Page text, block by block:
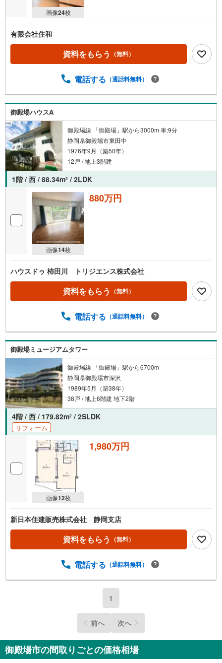
画像24枚
有限会社住和
資料をもらう （無料）
電話する （通話料無料）
御殿場ハウスA
御殿場線 「御殿場」駅から3000m 車:9分
静岡県御殿場市東田中
1976年9月（築50年）
12戸 / 地上3階建
1階 / 西 / 88.34m2 / 2LDK
画像14枚
880万円
ハウスドゥ 柿田川 トリジエンス株式会社
資料をもらう （無料）
電話する （通話料無料）
御殿場ミュージアムタワー
御殿場線 「御殿場」駅から6700m
静岡県御殿場市深沢
1989年5月（築38年）
38戸 / 地上6階建 地下2階
4階 / 西 / 179.82m2 / 2SLDK
リフォーム
画像12枚
1,980万円
新日本住建販売株式会社 静岡支店
資料をもらう （無料）
電話する （通話料無料）
1
前へ 次へ
御殿場市の間取りごとの価格相場